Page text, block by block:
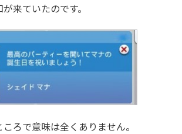
来ていたのです。
ろで意味は全くありません。